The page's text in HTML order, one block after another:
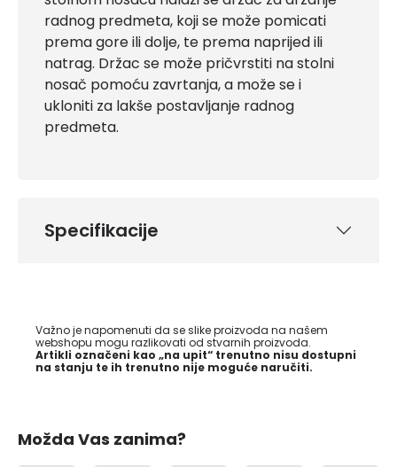
radnog predmeta, koji se može pomicati
prema gore ili dolje, te prema naprijed ili
natrag. Držac se može pričvrstiti na stolni
nosač pomoću zavrtanja, a može se i
ukloniti za lakše postavljanje radnog
predmeta.
Specifikacije
Važno je napomenuti da se slike proizvoda na našem
webshopu mogu razlikovati od stvarnih proizvoda.
Artikli označeni kao „na upit“ trenutno nisu dostupni
na stanju te ih trenutno nije moguće naručiti.
Možda Vas zanima?